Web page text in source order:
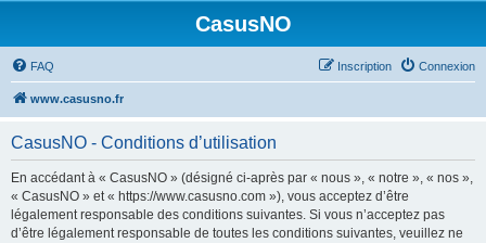
CasusNO
FAQ Connexion
Inscription
www.casusno.fr
CasusNO - Conditions d’utilisation
En accédant à « CasusNO » (désigné ci-après par « nous », « notre », « nos »,
« CasusNO » et « https://www.casusno.com »), vous acceptez d’être
légalement responsable des conditions suivantes. Si vous n’acceptez pas
d’être légalement responsable de toutes les conditions suivantes, veuillez ne